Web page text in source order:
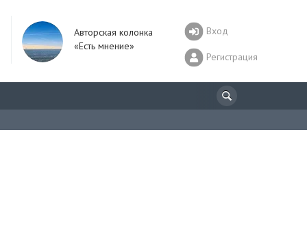
Авторская колонка
«Есть мнение»
Вход
Регистрация